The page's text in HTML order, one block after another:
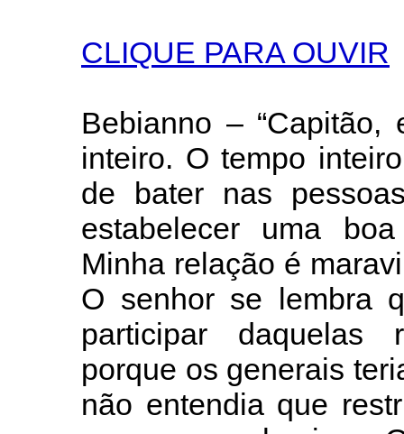
CLIQUE PARA OUVIR
Bebianno –
inteiro. O tempo
de bater nas
estabelecer uma
Minha relação é
O senhor se lembra
participar daquelas
porque os generais
não entendia que